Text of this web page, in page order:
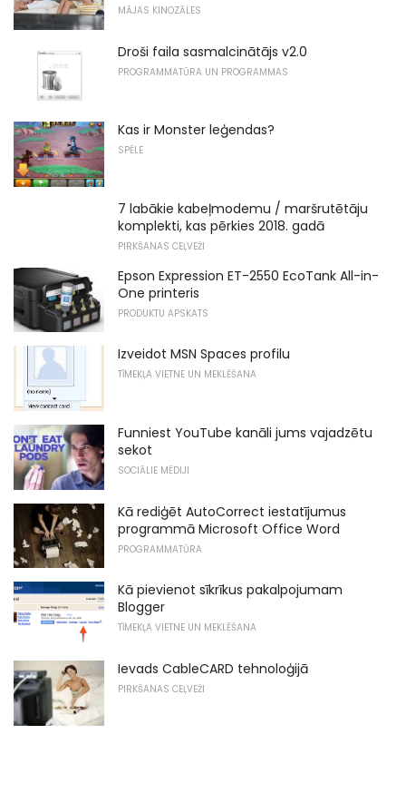
MĀJAS KINOZĀLES
Droši faila sasmalcinātājs v2.0
PROGRAMMATŪRA UN PROGRAMMAS
Kas ir Monster leģendas?
SPĒLE
7 labākie kabeļmodemu / maršrutētāju
komplekti, kas pērkies 2018. gadā
PIRKŠANAS CEĻVEŽI
Epson Expression ET-2550 EcoTank All-in-
One printeris
PRODUKTU APSKATS
Izveidot MSN Spaces profilu
TĪMEKĻA VIETNE UN MEKLĒŠANA
Funniest YouTube kanāli jums vajadzētu
sekot
SOCIĀLIE MĒDIJI
Kā rediģēt AutoCorrect iestatījumus
programmā Microsoft Office Word
PROGRAMMATŪRA
Kā pievienot sīkrīkus pakalpojumam
Blogger
TĪMEKĻA VIETNE UN MEKLĒŠANA
Ievads CableCARD tehnoloģijā
PIRKŠANAS CEĻVEŽI